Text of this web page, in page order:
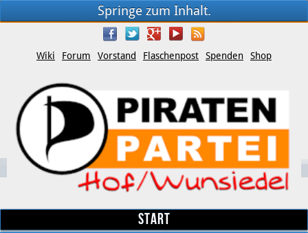
Springe zum Inhalt.
Wiki Forum Vorstand Flaschenpost Spenden Shop
Start